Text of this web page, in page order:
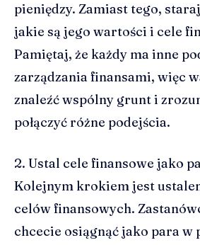
pieniędzy. Zamiast tego,
jakie są jego wartości i cele
Pamiętaj, że każdy ma inne
zarządzania finansami, więc
znaleźć wspólny grunt i
połączyć różne podejścia.
2. Ustal cele finansowe jako
Kolejnym krokiem jest
celów finansowych.
chcecie osiągnąć jako para w